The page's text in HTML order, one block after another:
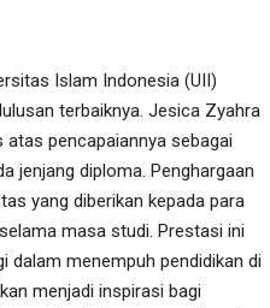
Islam Indonesia (UII)
terbaiknya. Jesica Zyahra
atas pencapaiannya sebagai
jenjang diploma. ​Penghargaan
yang diberikan kepada para
masa studi. Prestasi ini
dalam menempuh pendidikan di
menjadi inspirasi bagi